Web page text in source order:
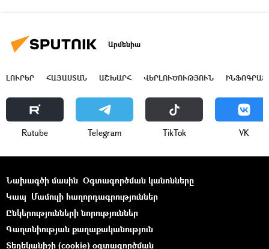
Արմենիա
ԼՈՒՐԵՐ ՀԱՅԱՍՏԱՆ ԱՇԽԱՐՀ ՎԵՐԼՈՒԾՈՒԹՅՈՒՆ
Rutube Telegram ТikТоk VK
Նախագծի մասին Օգտագործման կանոնները
Կապ Մամուլի հաղորդագրություններ
Ընկերությունների նորություններ
Գաղտնիության քաղաքականություն
Տեղեկանիշի (cookie) օգտագործման